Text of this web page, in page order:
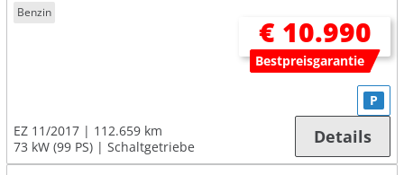
Benzin
€ 10.990
Bestpreisgarantie
EZ 11/2017
112.659 km
73 kW (99 PS)
Schaltgetriebe
P
Details